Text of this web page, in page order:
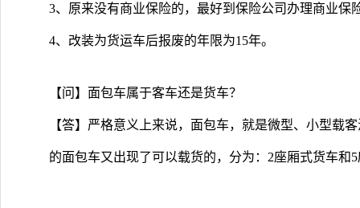
3、原来没有商业保险的，最好到保险公司办理商业保
4、改装为货运车后报废的年限为15年。
【问】面包车属于客车还是货车？
【答】严格意义上来说，面包车，就是微型、小型载
的面包车又出现了可以载货的，分为：2座厢式货车和